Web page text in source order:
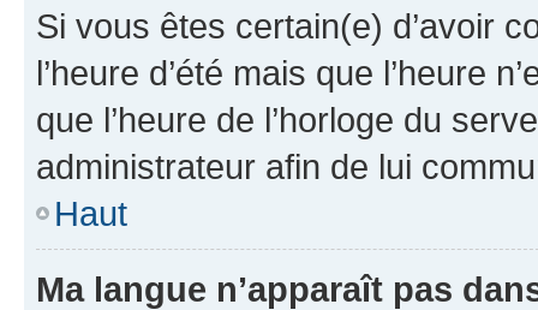
Si vous êtes certain(e) d’avoir
l’heure d’été mais que l’heure
que l’heure de l’horloge du
administrateur afin de lui
Haut
Ma langue n’apparaît pas